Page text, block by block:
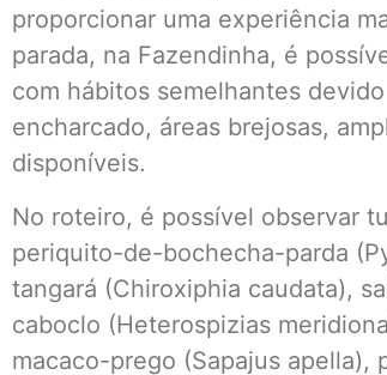
proporcionar uma experiência
parada, na Fazendinha, é
com hábitos semelhantes
encharcado, áreas brejosas,
disponíveis.
No roteiro, é possível observar
periquito-de-bochecha-parda
tangará (Chiroxiphia caudata),
caboclo (Heterospizias
macaco-prego (Sapajus